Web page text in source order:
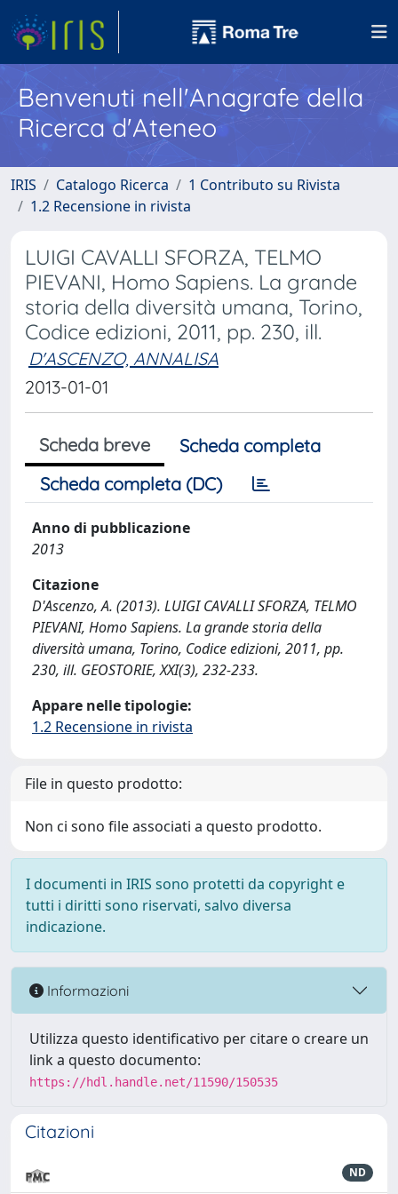
Benvenuti nell'Anagrafe della
Ricerca d'Ateneo
IRIS Catalogo Ricerca
1 Contributo su Rivista
1.2 Recensione in rivista
LUIGI CAVALLI SFORZA, TELMO
PIEVANI, Homo Sapiens. La grande
storia della diversità umana, Torino,
Codice edizioni, 2011, pp. 230, ill.
D'ASCENZO, ANNALISA
2013-01-01
Scheda breve
Scheda completa
Scheda completa (DC)
Anno di pubblicazione
2013
Citazione
D'Ascenzo, A. (2013). LUIGI CAVALLI SFORZA, TELMO
PIEVANI, Homo Sapiens. La grande storia della
diversità umana, Torino, Codice edizioni, 2011, pp.
230, ill. GEOSTORIE, XXI(3), 232-233.
Appare nelle tipologie:
1.2 Recensione in rivista
File in questo prodotto:
Non ci sono file associati a questo prodotto.
I documenti in IRIS sono protetti da copyright e
tutti i diritti sono riservati, salvo diversa
indicazione.
Informazioni
Utilizza questo identificativo per citare o creare un
link a questo documento:
https://hdl.handle.net/11590/150535
Citazioni
ND